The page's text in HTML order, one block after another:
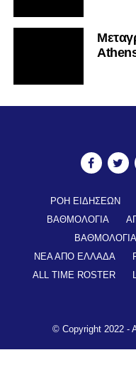
ΡΟΗ ΕΙΔΗΣΕΩΝ
ΒΑΘΜΟΛΟΓΙΑ
ΝΕΑ ΑΠΟ ΕΛΛΑΔΑ
ALL TIME ROSTER
© Copyright 2022 -